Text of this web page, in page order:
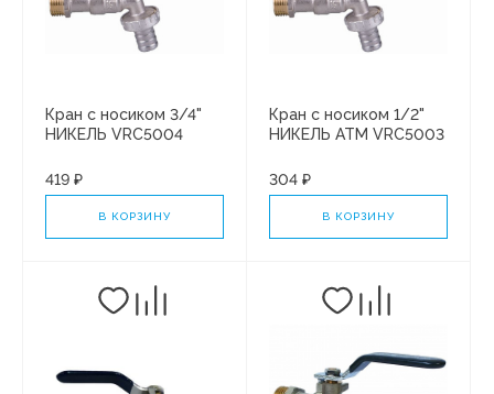
Кран с носиком 3/4"
НИКЕЛЬ VRC5004
СТАНДАРТ
419 ₽
В КОРЗИНУ
Кран с носиком 1/2"
НИКЕЛЬ ATM VRC5003
304 ₽
В КОРЗИНУ